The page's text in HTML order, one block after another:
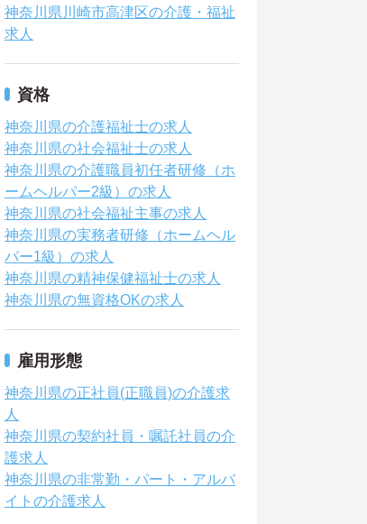
神奈川県川崎市高津区の介護・福祉
求人
資格
神奈川県の介護福祉士の求人
神奈川県の社会福祉士の求人
神奈川県の介護職員初任者研修（ホ
ームヘルパー2級）の求人
神奈川県の社会福祉主事の求人
神奈川県の実務者研修（ホームヘル
パー1級）の求人
神奈川県の精神保健福祉士の求人
神奈川県の無資格OKの求人
雇用形態
神奈川県の正社員(正職員)の介護求
人
神奈川県の契約社員・嘱託社員の介
護求人
神奈川県の非常勤・パート・アルバ
イトの介護求人